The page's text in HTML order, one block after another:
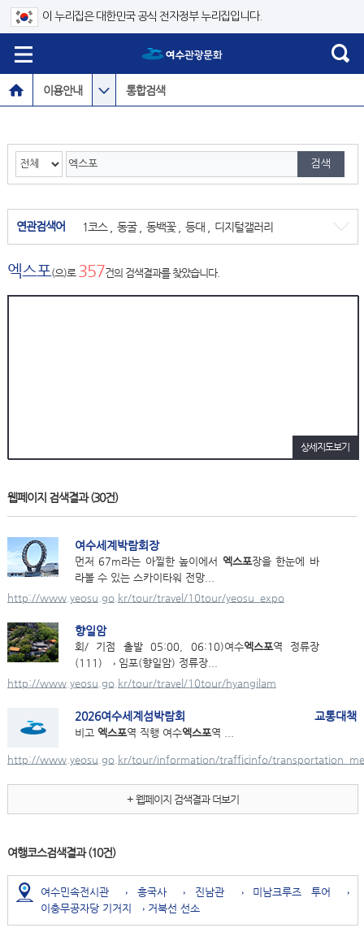
이 누리집은 대한민국 공식 전자정부 누리집입니다.
이용안내 통합검색
연관검색어 1코스, 동굴, 동백꽃, 등대 디지털갤러리
엑스포(으)로 357건의 검색결과를 찾았습니다.
상세지도보기
웹페이지 검색결과(30건)
여수세계박람회장
먼저 67m라는 아찔한 높이에서 엑스포장을 한눈에 바
라볼 수 있는 스카이타워 전망...
http://www.yeosu.go.kr/tour/travel/10tour/yeosu_expo
향일암
회/ 기점 출발 05:00, 06:10)여수엑스포역 정류장
(111) → 임포(향일암) 정류장...
http://www.yeosu.go.kr/tour/travel/10tour/hyangilam
2026여수세계섬박람회 교통대책
비고 엑스포역 직행 여수엑스포역 ...
http://www.yeosu.go.kr/tour/information/trafficinfo/
+ 웹페이지 검색결과 더보기
여행코스검색결과(10건)
여수민속전시관 → 흥국사 → 진남관 → 미남크루즈 투어 →
이충무공자당 기거지 → 거북선 선소